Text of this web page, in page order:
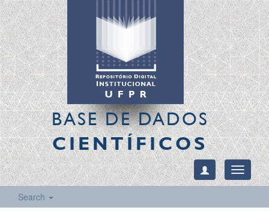
BASE DE DADOS
CIENTÍFICOS
Toggle
Search